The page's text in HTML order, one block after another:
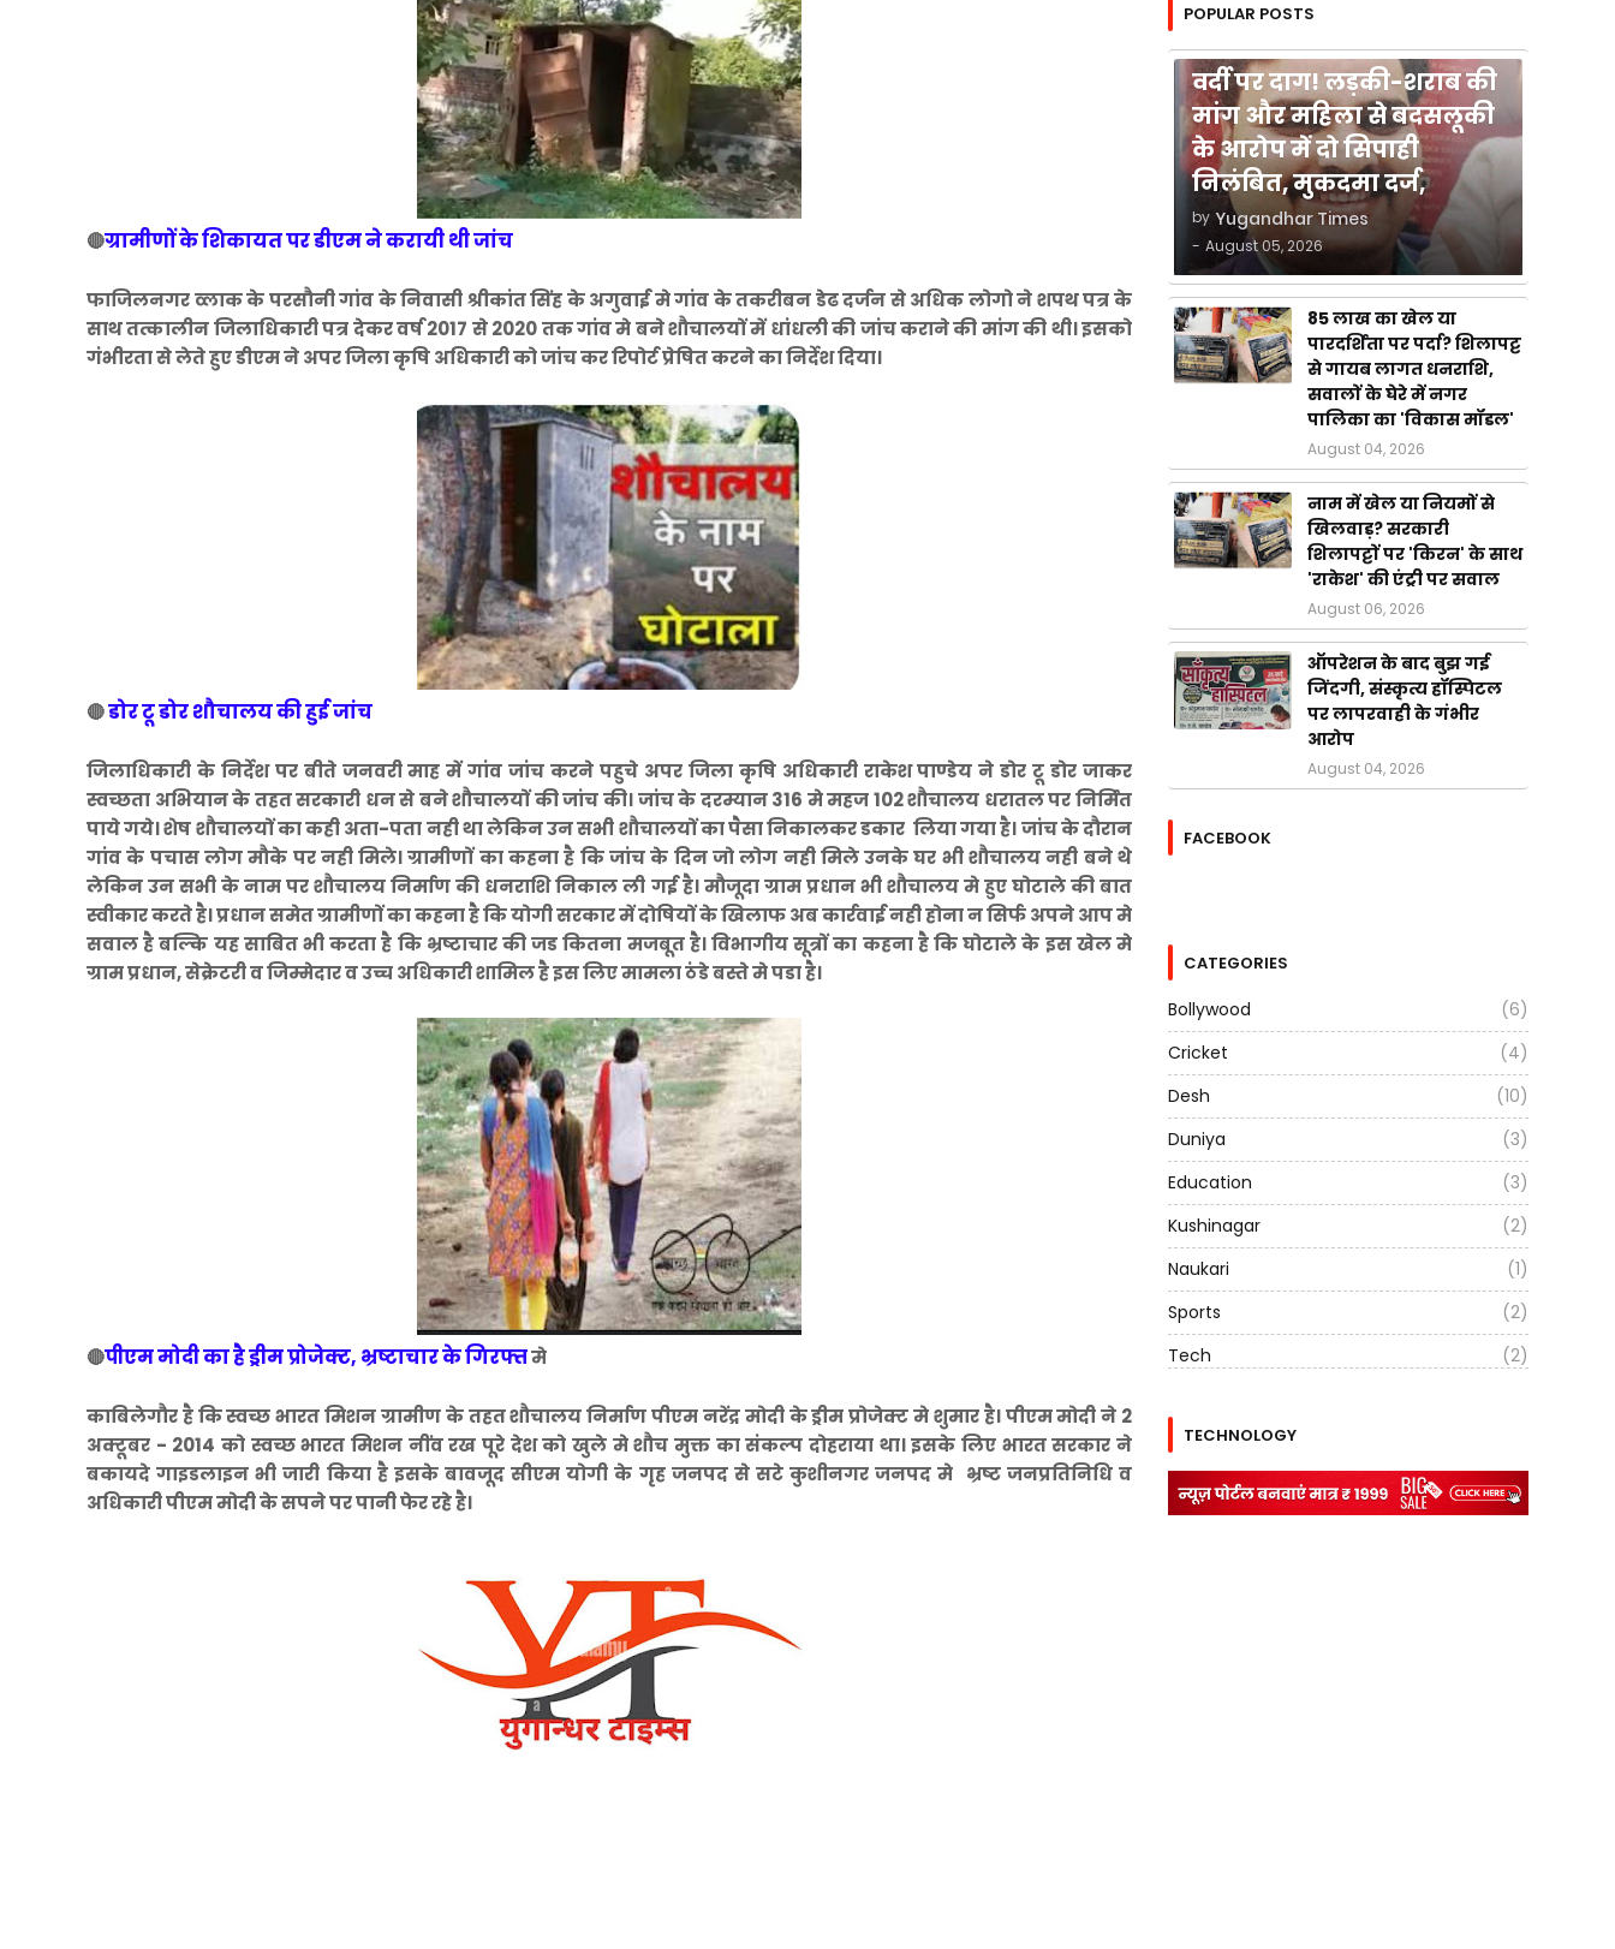
🔴ग्रामीणों के शिकायत पर डीएम ने करायी थी जांच
फाजिलनगर व्लाक के परसौनी गांव के निवासी श्रीकांत सिंह के अगुवाई मे गांव के तकरीबन डेढ दर्जन से अधिक लोगो ने शपथ पत्र के
साथ तत्कालीन जिलाधिकारी पत्र देकर वर्ष 2017 से 2020 तक गांव मे बने शौचालयों में धांधली की जांच कराने की मांग की थी। इसको
गंभीरता से लेते हुए डीएम ने अपर जिला कृषि अधिकारी को जांच कर रिपोर्ट प्रेषित करने का निर्देश दिया।
🔴डोर टू डोर शौचालय की हुई जांच
जिलाधिकारी के निर्देश पर बीते जनवरी माह में गांव जांच करने पहुचे अपर जिला कृषि अधिकारी राकेश पाण्डेय ने डोर टू डोर जाकर
स्वच्छता अभियान के तहत सरकारी धन से बने शौचालयों की जांच की। जांच के दरम्यान 316 मे महज 102 शौचालय धरातल पर निर्मित
पाये गये। शेष शौचालयों का कही अता-पता नही था लेकिन उन सभी शौचालयों का पैसा निकालकर डकार लिया गया है। जांच के दौरान
गांव के पचास लोग मौके पर नही मिले। ग्रामीणों का कहना है कि जांच के दिन जो लोग नही मिले उनके घर भी शौचालय नही बने थे
लेकिन उन सभी के नाम पर शौचालय निर्माण की धनराशि निकाल ली गई है। मौजूदा ग्राम प्रधान भी शौचालय मे हुए घोटाले की बात
स्वीकार करते है। प्रधान समेत ग्रामीणों का कहना है कि योगी सरकार में दोषियों के खिलाफ अब कार्रवाई नही होना न सिर्फ अपने आप मे
सवाल है बल्कि यह साबित भी करता है कि भ्रष्टाचार की जड कितना मजबूत है। विभागीय सूत्रों का कहना है कि घोटाले के इस खेल मे
ग्राम प्रधान, सेक्रेटरी व जिम्मेदार व उच्च अधिकारी शामिल है इस लिए मामला ठंडे बस्ते मे पडा है।
🔴पीएम मोदी का है ड्रीम प्रोजेक्ट, भ्रष्टाचार के गिरफ्तमे
काबिलेगौर है कि स्वच्छ भारत मिशन ग्रामीण के तहत शौचालय निर्माण पीएम नरेंद्र मोदी के ड्रीम प्रोजेक्ट मे शुमार है। पीएम मोदी ने 2
अक्टूबर - 2014 को स्वच्छ भारत मिशन नींव रख पूरे देश को खुले मे शौच मुक्त का संकल्प दोहराया था। इसके लिए भारत सरकार ने
बकायदे गाइडलाइन भी जारी किया है इसके बावजूद सीएम योगी के गृह जनपद से सटे कुशीनगर जनपद मे भ्रष्ट जनप्रतिनिधि व
अधिकारी पीएम मोदी के सपने पर पानी फेर रहे है।
POPULAR POSTS
वर्दी पर दाग! लड़की-शराब की
मांग और महिला से बदसलूकी
के आरोप में दो सिपाही
निलंबित, मुकदमा दर्ज,
by Yugandhar Times
- August 05, 2026
85 लाख का खेल या
पारदर्शिता पर पर्दा? शिलापट्ट
से गायब लागत धनराशि,
सवालों के घेरे में नगर
पालिका का 'विकास मॉडल'
August 04, 2026
नाम में खेल या नियमों से
खिलवाड़? सरकारी
शिलापट्टों पर 'किरन' के साथ
'राकेश' की एंट्री पर सवाल
August 06, 2026
ऑपरेशन के बाद बुझ गई
जिंदगी, संस्कृत्य हॉस्पिटल
पर लापरवाही के गंभीर
आरोप
August 04, 2026
FACEBOOK
CATEGORIES
Bollywood
(6)
Cricket
(4)
Desh
(10)
Duniya
(3)
Education
(3)
Kushinagar
(2)
Naukari
(1)
Sports
(2)
Tech
(2)
TECHNOLOGY